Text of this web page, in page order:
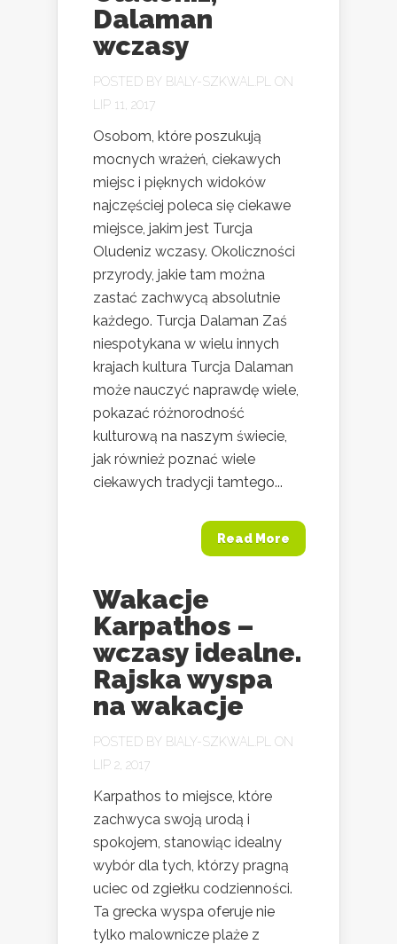
Dalaman
wczasy
POSTED BY BIALY-SZKWAL.PL
ON
LIP 11, 2017
Osobom, które poszukują
mocnych wrażeń, ciekawych
miejsc i pięknych widoków
najczęściej poleca się ciekawe
miejsce, jakim jest Turcja
Oludeniz wczasy. Okoliczności
przyrody, jakie tam można
zastać zachwycą absolutnie
każdego. Turcja Dalaman Zaś
niespotykana w wielu innych
krajach kultura Turcja Dalaman
może nauczyć naprawdę wiele,
pokazać różnorodność
kulturową na naszym świecie,
jak również poznać wiele
ciekawych tradycji tamtego...
Read More
Wakacje
Karpathos –
wczasy idealne.
Rajska wyspa
na wakacje
POSTED BY BIALY-SZKWAL.PL
ON
LIP 2, 2017
Karpathos to miejsce, które
zachwyca swoją urodą i
spokojem, stanowiąc idealny
wybór dla tych, którzy pragną
uciec od zgiełku codzienności.
Ta grecka wyspa oferuje nie
tylko malownicze plaże z